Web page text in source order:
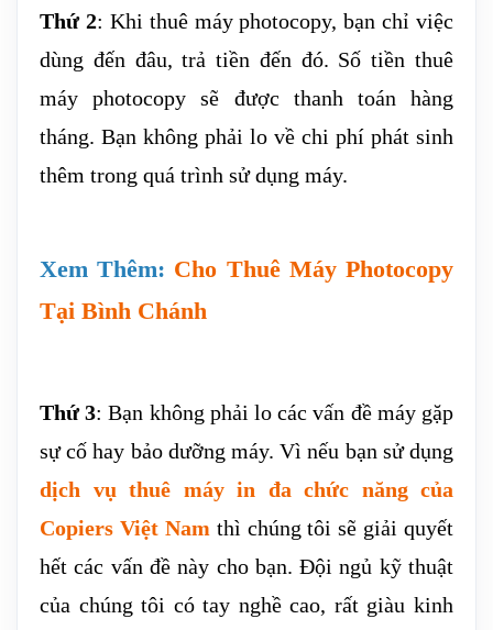
Thứ 2: Khi thuê máy photocopy, bạn chỉ việc
dùng đến đâu, trả tiền đến đó. Số tiền thuê
máy photocopy sẽ được thanh toán hàng
tháng. Bạn không phải lo về chi phí phát sinh
thêm trong quá trình sử dụng máy.
Xem Thêm: Cho Thuê Máy Photocopy
Tại Bình Chánh
Thứ 3: Bạn không phải lo các vấn đề máy gặp
sự cố hay bảo dưỡng máy. Vì nếu bạn sử dụng
dịch vụ thuê máy in đa chức năng của
Copiers Việt Nam thì chúng tôi sẽ giải quyết
hết các vấn đề này cho bạn. Đội ngủ kỹ thuật
của chúng tôi có tay nghề cao, rất giàu kinh